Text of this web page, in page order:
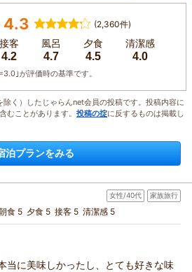
4.3 (2,360件)
接客
4.2
風呂
4.7
夕食
4.5
清潔感
4.0
｣が評価時の基準です。
く）したじゃらんnet会員の投稿です。投稿内容に
むことがあります。 投稿の掟に反するものは掲載し
泊プランをみる
女性/40代 家族旅行
食 5 夕食 5 接客 5 清潔感 5
当に美味しかったし、とても好きな味